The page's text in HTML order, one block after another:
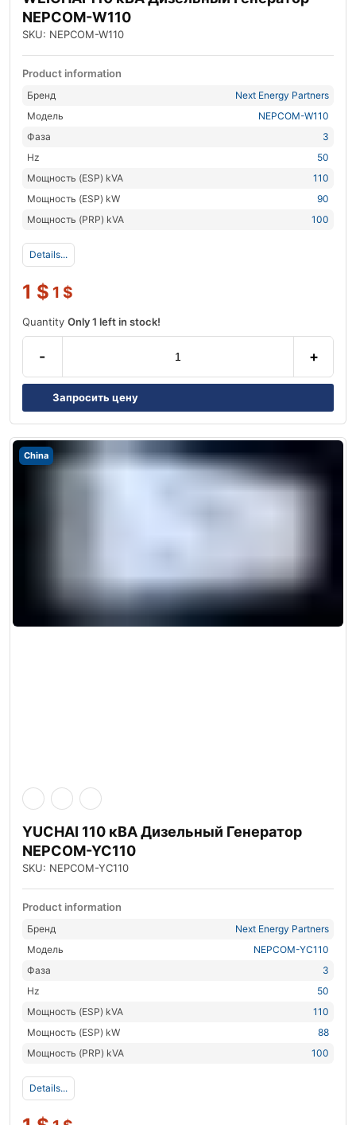
NEPCOM-W110
SKU: NEPCOM-W110
Product information
Бренд
Next Energy Partners
Модель
NEPCOM-W110
Фаза
3
Hz
50
Мощность (ESP) kVA
110
Мощность (ESP) kW
90
Мощность (PRP) kVA
100
Details...
1 $ 1 $
Quantity Only 1 left in stock!
- +
Запросить цену
China
YUCHAI 110 кВА Дизельный Генератор
NEPCOM-YC110
SKU: NEPCOM-YC110
Product information
Бренд
Next Energy Partners
Модель
NEPCOM-YC110
Фаза
3
Hz
50
Мощность (ESP) kVA
110
Мощность (ESP) kW
88
Мощность (PRP) kVA
100
Details...